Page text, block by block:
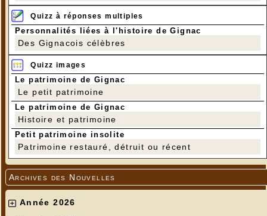
Quizz à réponses multiples
Personnalités liées à l'histoire de Gignac
Des Gignacois célèbres
Quizz images
Le patrimoine de Gignac
Le petit patrimoine
Le patrimoine de Gignac
Histoire et patrimoine
Petit patrimoine insolite
Patrimoine restauré, détruit ou récent
Archives des Nouvelles
Année 2026